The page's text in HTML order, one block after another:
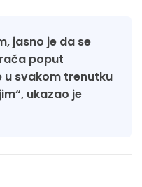
jasno je da se
poput
u svakom trenutku
ukazao je